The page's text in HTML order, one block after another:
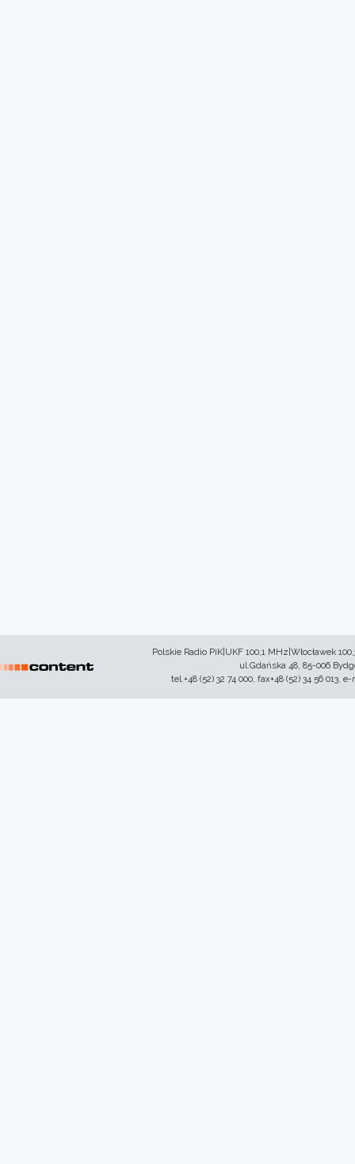
Polskie Radio PiK|UKF 100,1 MHz|Włocławek
ul.Gdańska 48, 85-006
tel.+48 (52) 32 74 000, fax+48 (52) 34 56 013,